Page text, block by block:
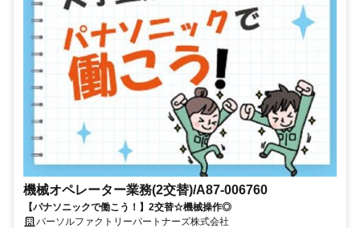
機械オペレーター業務(2交替)/A87-006760
【パナソニックで働こう！】2交替☆機械操作◎
パーソルファクトリーパートナーズ株式会社